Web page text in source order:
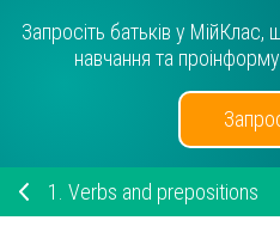
Запросіть батьків у
навчання та
1. Verbs and prepositions